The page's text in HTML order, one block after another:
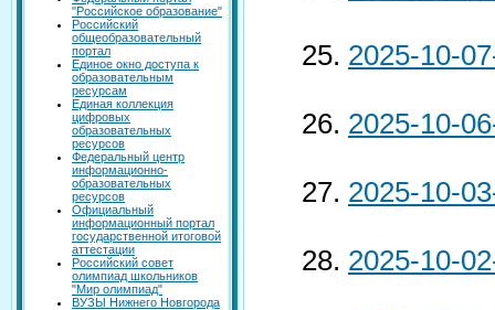
"Российское образование"
Российский
общеобразовательный
портал
Единое окно доступа к
образовательным
ресурсам
Единая коллекция
цифровых
образовательных
ресурсов
Федеральный центр
информационно-
образовательных
ресурсов
Официальный
информационный портал
государственной итоговой
аттестации
Российский совет
олимпиад школьников
"Мир олимпиад"
ВУЗЫ Нижнего Новгорода
2025-10-
2025-10-
2025-10-
2025-10-